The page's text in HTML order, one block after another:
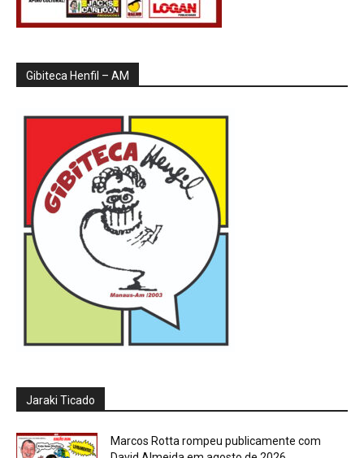
Gibiteca Henfil – AM
Jaraki Ticado
Marcos Rotta rompeu publicamente com